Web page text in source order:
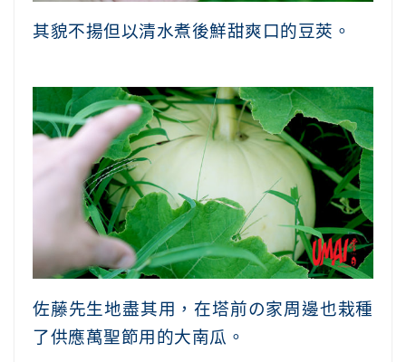
其貌不揚但以清水煮後鮮甜爽口的豆莢。
佐藤先生地盡其用，在塔前の家周邊也栽種
了供應萬聖節用的大南瓜。